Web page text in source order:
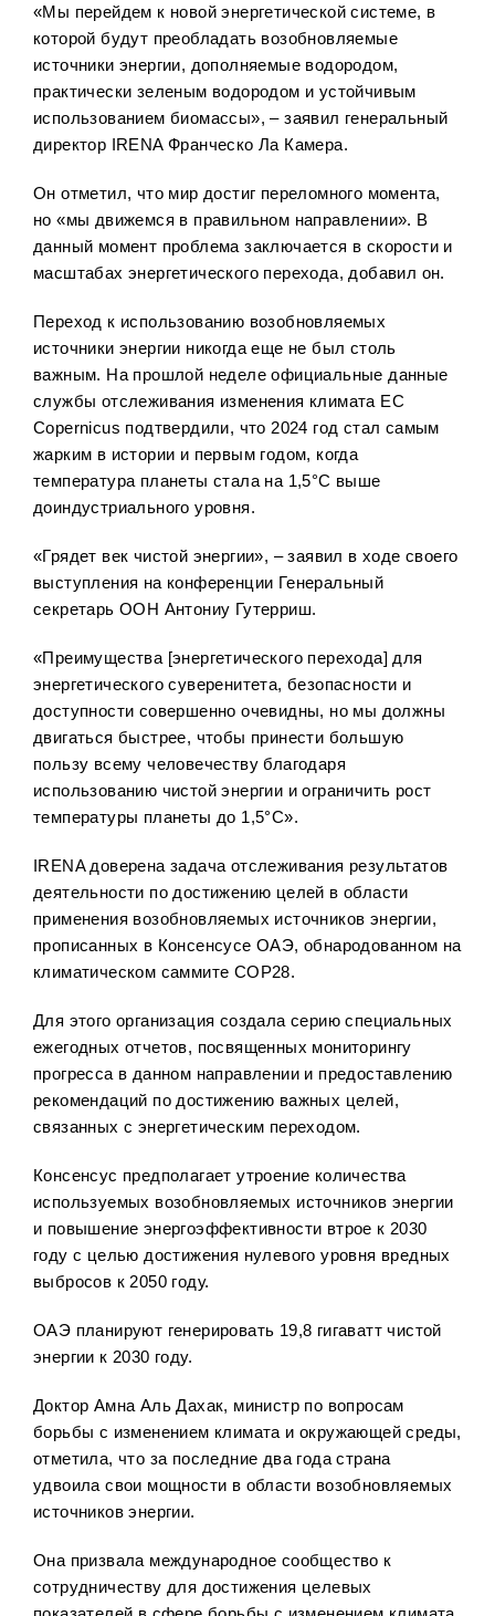
«Мы перейдем к новой энергетической системе, в
которой будут преобладать возобновляемые
источники энергии, дополняемые водородом,
практически зеленым водородом и устойчивым
использованием биомассы», – заявил генеральный
директор IRENA Франческо Ла Камера.
Он отметил, что мир достиг переломного момента,
но «мы движемся в правильном направлении». В
данный момент проблема заключается в скорости и
масштабах энергетического перехода, добавил он.
Переход к использованию возобновляемых
источники энергии никогда еще не был столь
важным. На прошлой неделе официальные данные
службы отслеживания изменения климата ЕС
Copernicus подтвердили, что 2024 год стал самым
жарким в истории и первым годом, когда
температура планеты стала на 1,5°C выше
доиндустриального уровня.
«Грядет век чистой энергии», – заявил в ходе своего
выступления на конференции Генеральный
секретарь ООН Антониу Гутерриш.
«Преимущества [энергетического перехода] для
энергетического суверенитета, безопасности и
доступности совершенно очевидны, но мы должны
двигаться быстрее, чтобы принести большую
пользу всему человечеству благодаря
использованию чистой энергии и ограничить рост
температуры планеты до 1,5°C».
IRENA доверена задача отслеживания результатов
деятельности по достижению целей в области
применения возобновляемых источников энергии,
прописанных в Консенсусе ОАЭ, обнародованном на
климатическом саммите COP28.
Для этого организация создала серию специальных
ежегодных отчетов, посвященных мониторингу
прогресса в данном направлении и предоставлению
рекомендаций по достижению важных целей,
связанных с энергетическим переходом.
Консенсус предполагает утроение количества
используемых возобновляемых источников энергии
и повышение энергоэффективности втрое к 2030
году с целью достижения нулевого уровня вредных
выбросов к 2050 году.
ОАЭ планируют генерировать 19,8 гигаватт чистой
энергии к 2030 году.
Доктор Амна Аль Дахак, министр по вопросам
борьбы с изменением климата и окружающей среды,
отметила, что за последние два года страна
удвоила свои мощности в области возобновляемых
источников энергии.
Она призвала международное сообщество к
сотрудничеству для достижения целевых